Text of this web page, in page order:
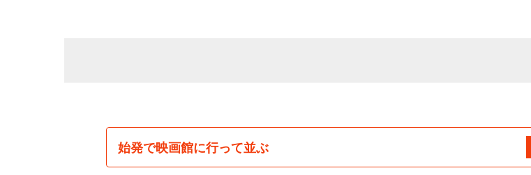
始発で映画館に行って並ぶ